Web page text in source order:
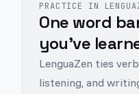
PRACTICE IN
One word
you've
LenguaZen ties
listening, and